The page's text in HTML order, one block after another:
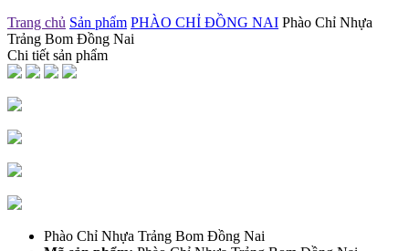
Trang chủ Sản phẩm PHÀO CHỈ ĐỒNG NAI Phào Chỉ Nhựa
Trảng Bom Đồng Nai
Chi tiết sản phẩm
Phào Chỉ Nhựa Trảng Bom Đồng Nai